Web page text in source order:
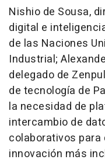
Nishio de Sousa,
digital e
de las Naciones
Industrial;
delegado de
de tecnología de
la necesidad de
intercambio de
colaborativos para
innovación más